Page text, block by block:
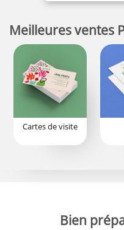
Meilleures ventes
Cartes de visite
Bien